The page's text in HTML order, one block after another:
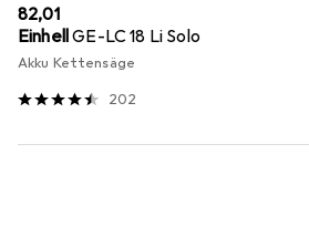
EUR
82,01
EinhellGE-LC 18 Li Solo
Akku Kettensäge
202